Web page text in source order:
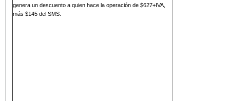
genera un descuento a quien hace la operación de $627+IVA,
más $145 del SMS